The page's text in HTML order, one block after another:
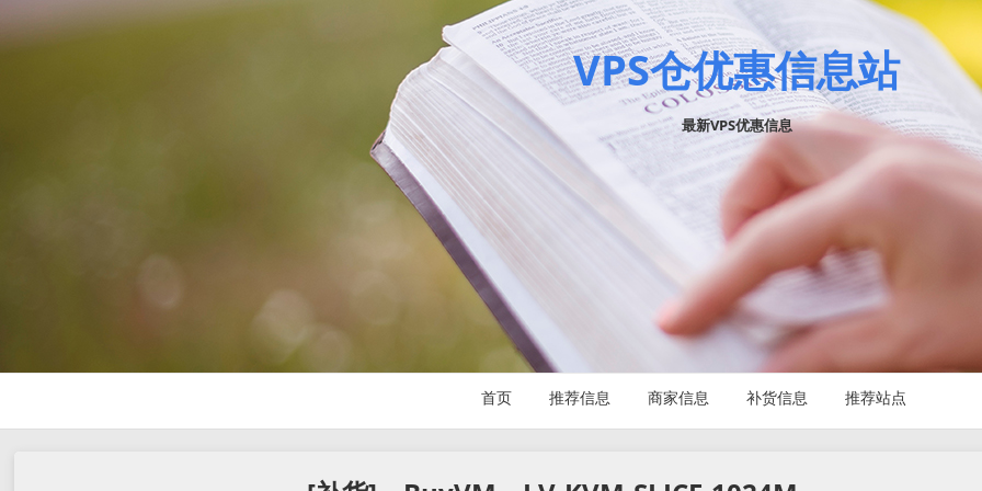
VPS仓优惠信息站
最新VPS优惠信息
首页 推荐信息 商家信息 补货信息 推荐站点